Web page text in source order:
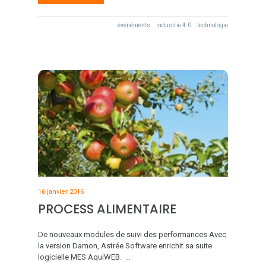
événéments industrie 4.0 technologie
16 janvier 2016
PROCESS ALIMENTAIRE
De nouveaux modules de suivi des performances Avec
la version Damon, Astrée Software enrichit sa suite
logicielle MES AquiWEB. …